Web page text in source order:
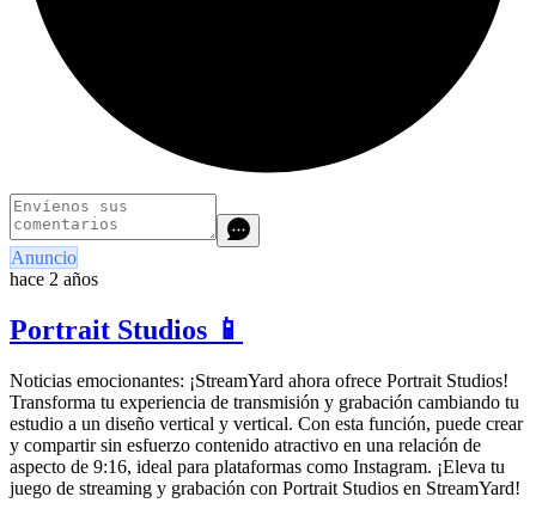
Anuncio
hace 2 años
Portrait Studios 📱
Noticias emocionantes: ¡StreamYard ahora ofrece Portrait Studios!
Transforma tu experiencia de transmisión y grabación cambiando tu
estudio a un diseño vertical y vertical. Con esta función, puede crear
y compartir sin esfuerzo contenido atractivo en una relación de
aspecto de 9:16, ideal para plataformas como Instagram. ¡Eleva tu
juego de streaming y grabación con Portrait Studios en StreamYard!